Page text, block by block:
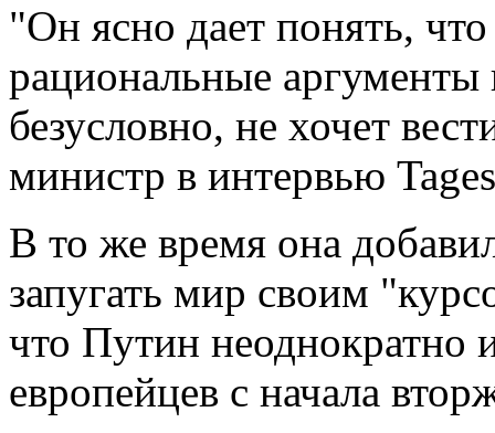
"Он ясно дает понять,
рациональные аргументы
безусловно, не хочет
министр в интервью
В то же время она
запугать мир своим
что Путин неоднократно
европейцев с начала